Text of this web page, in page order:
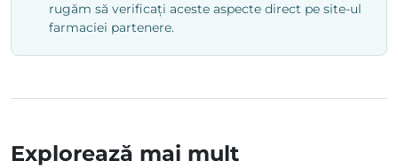
rugăm să verificați aceste aspecte direct pe site-ul
farmaciei partenere.
Explorează mai mult